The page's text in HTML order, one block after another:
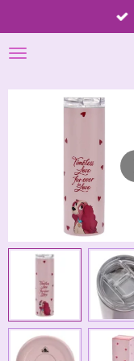
direct
naar
hoofdinhoud